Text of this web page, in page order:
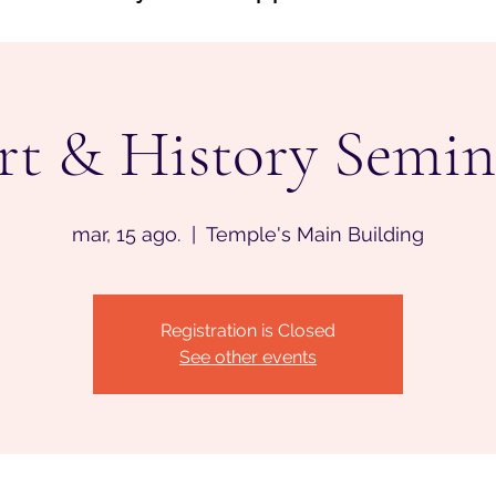
& History
mar, 15 ago. Temple's Main Building
Registration is Closed
See other events